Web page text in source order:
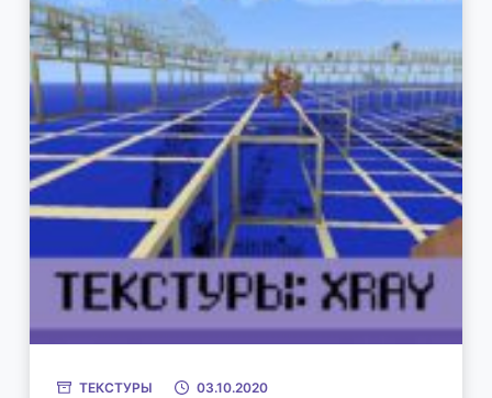
у
т
и
ТЕКСТУРЫ 03.10.2020